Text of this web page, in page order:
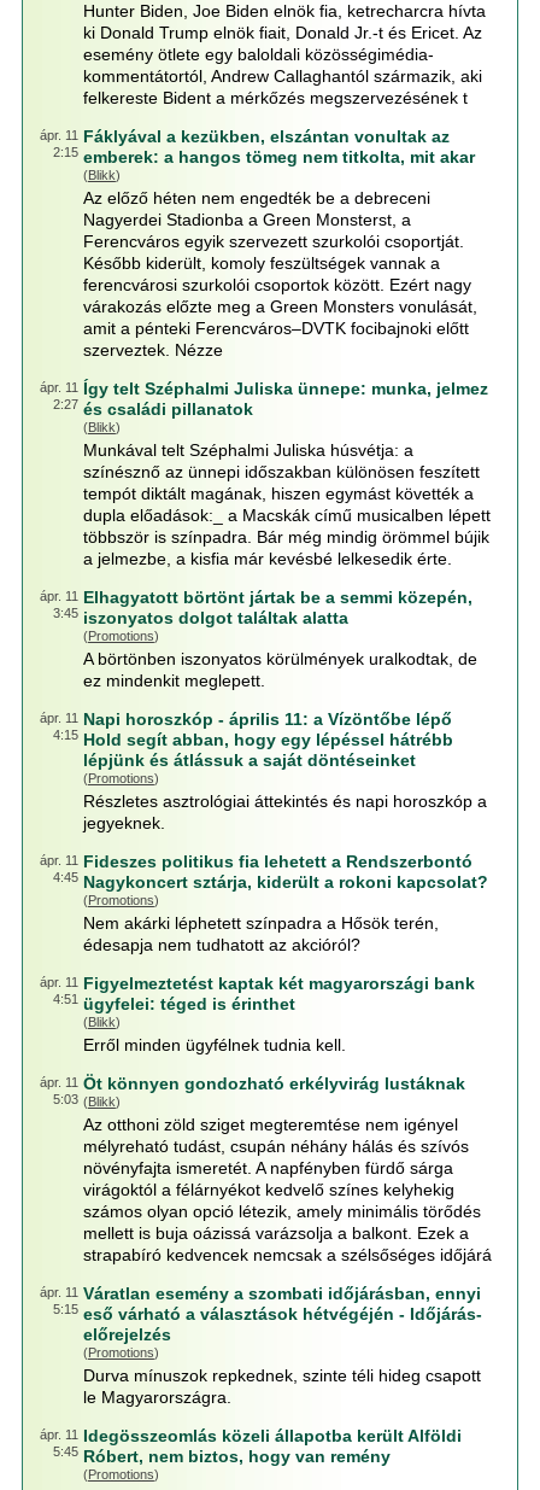
Hunter Biden, Joe Biden elnök fia, ketrecharcra hívta
ki Donald Trump elnök fiait, Donald Jr.-t és Ericet. Az
esemény ötlete egy baloldali közösségimédia-
kommentátortól, Andrew Callaghantól származik, aki
felkereste Bident a mérkőzés megszervezésének t
ápr. 11
2:15
Fáklyával a kezükben, elszántan vonultak az
emberek: a hangos tömeg nem titkolta, mit akar
(Blikk)
Az előző héten nem engedték be a debreceni
Nagyerdei Stadionba a Green Monsterst, a
Ferencváros egyik szervezett szurkolói csoportját.
Később kiderült, komoly feszültségek vannak a
ferencvárosi szurkolói csoportok között. Ezért nagy
várakozás előzte meg a Green Monsters vonulását,
amit a pénteki Ferencváros–DVTK focibajnoki előtt
szerveztek. Nézze
ápr. 11
2:27
Így telt Széphalmi Juliska ünnepe: munka, jelmez
és családi pillanatok
(Blikk)
Munkával telt Széphalmi Juliska húsvétja: a
színésznő az ünnepi időszakban különösen feszített
tempót diktált magának, hiszen egymást követték a
dupla előadások:_ a Macskák című musicalben lépett
többször is színpadra. Bár még mindig örömmel bújik
a jelmezbe, a kisfia már kevésbé lelkesedik érte.
ápr. 11
3:45
Elhagyatott börtönt jártak be a semmi közepén,
iszonyatos dolgot találtak alatta
(Promotions)
A börtönben iszonyatos körülmények uralkodtak, de
ez mindenkit meglepett.
ápr. 11
4:15
Napi horoszkóp - április 11: a Vízöntőbe lépő
Hold segít abban, hogy egy lépéssel hátrébb
lépjünk és átlássuk a saját döntéseinket
(Promotions)
Részletes asztrológiai áttekintés és napi horoszkóp a
jegyeknek.
ápr. 11
4:45
Fideszes politikus fia lehetett a Rendszerbontó
Nagykoncert sztárja, kiderült a rokoni kapcsolat?
(Promotions)
Nem akárki léphetett színpadra a Hősök terén,
édesapja nem tudhatott az akcióról?
ápr. 11
4:51
Figyelmeztetést kaptak két magyarországi bank
ügyfelei: téged is érinthet
(Blikk)
Erről minden ügyfélnek tudnia kell.
ápr. 11
5:03
Öt könnyen gondozható erkélyvirág lustáknak
(Blikk)
Az otthoni zöld sziget megteremtése nem igényel
mélyreható tudást, csupán néhány hálás és szívós
növényfajta ismeretét. A napfényben fürdő sárga
virágoktól a félárnyékot kedvelő színes kelyhekig
számos olyan opció létezik, amely minimális törődés
mellett is buja oázissá varázsolja a balkont. Ezek a
strapabíró kedvencek nemcsak a szélsőséges időjárá
ápr. 11
5:15
Váratlan esemény a szombati időjárásban, ennyi
eső várható a választások hétvégéjén - Időjárás-
előrejelzés
(Promotions)
Durva mínuszok repkednek, szinte téli hideg csapott
le Magyarországra.
ápr. 11
5:45
Idegösszeomlás közeli állapotba került Alföldi
Róbert, nem biztos, hogy van remény
(Promotions)